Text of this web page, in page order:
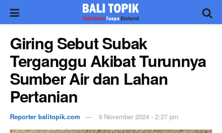
Giring Sebut Subak
Terganggu Akibat Turunnya
Sumber Air dan Lahan
Pertanian
Reporter balitopik.com 9 November 2024 - 2:27 pm